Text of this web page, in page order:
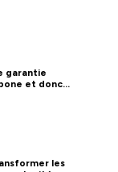
garantie
et donc
les